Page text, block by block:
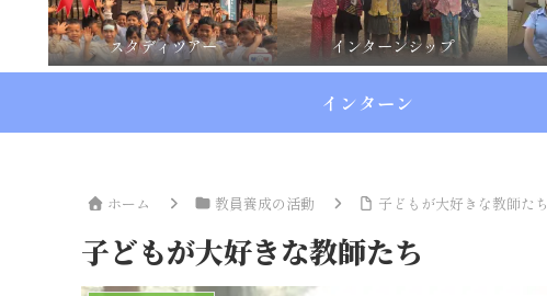
スタディツアー インターンシップ
インターン
ホーム 教員養成の活動 子どもが大好きな教師たち
子どもが大好きな教師たち